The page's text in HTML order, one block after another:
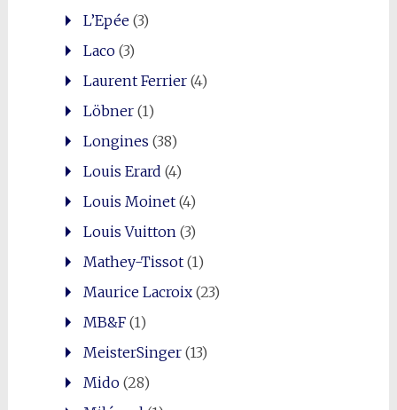
L’Epée(3)
Laco(3)
Laurent Ferrier(4)
Löbner(1)
Longines (38)
Louis Erard (4)
Louis Moinet(4)
Louis Vuitton (3)
Mathey-Tissot(1)
Maurice Lacroix(23)
MB&F(1)
MeisterSinger(13)
Mido(28)